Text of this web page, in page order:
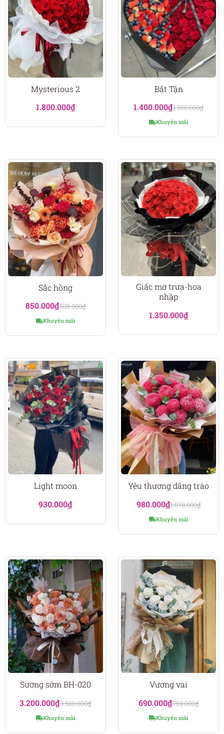
Mysterious 2
1.800.000₫
Bất Tận
1.400.000₫1.500.000₫
Khuyến mãi
Sắc hồng
850.000₫935.000₫
Khuyến mãi
Giấc mơ trưa-hoa
nhập
1.350.000₫
Light moon
930.000₫
Yêu thương dâng trào
980.000₫1.078.000₫
Khuyến mãi
Sương sớm BH-020
3.200.000₫3.500.000₫
Khuyến mãi
Vương vai
690.000₫759.000₫
Khuyến mãi